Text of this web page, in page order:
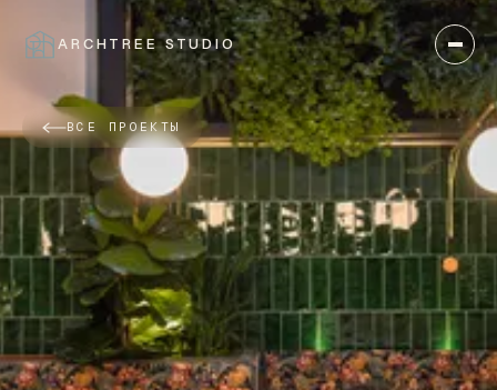
ARCHTREE STUDIO
ЗАКРЫТЬ
ВСЕ ПРОЕКТЫ